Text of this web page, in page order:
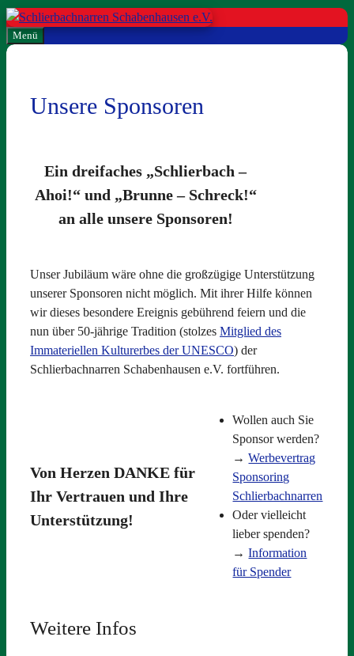
Zum
Inhalt
springen
Menü
Unsere Sponsoren
Ein dreifaches „Schlierbach –
Ahoi!“ und „Brunne – Schreck!“
an alle unsere Sponsoren!
Unser Jubiläum wäre ohne die großzügige Unterstützung
unserer Sponsoren nicht möglich. Mit ihrer Hilfe können
wir dieses besondere Ereignis gebührend feiern und die
nun über 50-jährige Tradition (stolzes Mitglied des
Immateriellen Kulturerbes der UNESCO) der
Schlierbachnarren Schabenhausen e.V. fortführen.
Von Herzen DANKE für
Ihr Vertrauen und Ihre
Unterstützung!
Wollen auch Sie
Sponsor werden?
→Werbevertrag
Sponsoring
Schlierbachnarren
Oder vielleicht
lieber spenden?
→Information
für Spender
Weitere Infos